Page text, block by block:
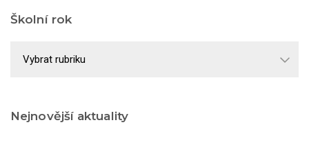
Školní rok
rok
Nejnovější aktuality